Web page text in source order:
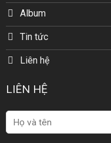
Album
Tin tức
Liên hệ
LIÊN HỆ